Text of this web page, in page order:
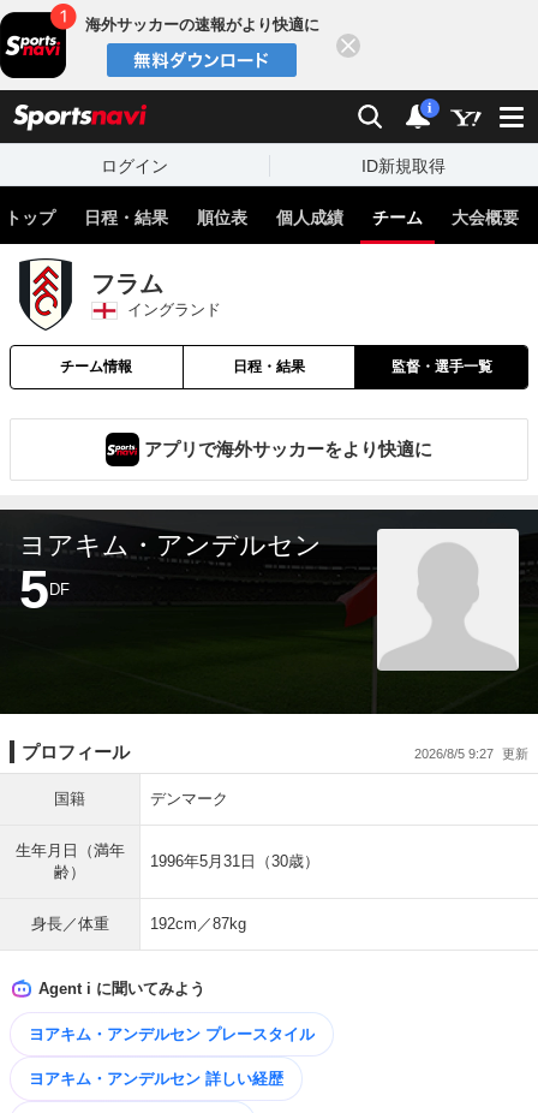
海外サッカーの速報がより快適に
検索 通知
i
ログイン ID新規取得
トップ 日程・結果 順位表 個人成績 チーム 大会概要
フラム
イングランド
チーム情報 日程・結果 監督・選手一覧
アプリで海外サッカーをより快適に
ヨアキム・アンデルセン
5 DF
プロフィール 2026/8/5 9:27
国籍 デンマーク
生年月日（満年
齢）
1996年5月31日（30歳）
身長／体重 192cm／87kg
Agent i に聞いてみよう
ヨアキム・アンデルセン プレースタイル
ヨアキム・アンデルセン 詳しい経歴